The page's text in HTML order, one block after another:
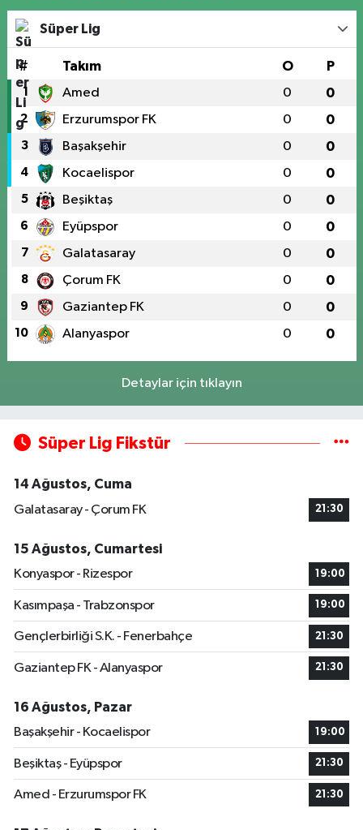
Süper Lig
# Takım O P
1 Amed 0 0
2 Erzurumspor FK 0 0
3 Başakşehir 0 0
4 Kocaelispor 0 0
5 Beşiktaş 0 0
6 Eyüpspor 0 0
7 Galatasaray 0 0
8 Çorum FK 0 0
9 Gaziantep FK 0 0
10 Alanyaspor 0 0
Detaylar için tıklayın
Süper Lig Fikstür
14 Ağustos, Cuma
Galatasaray - Çorum FK
21:30
15 Ağustos, Cumartesi
Konyaspor - Rizespor
19:00
Kasımpaşa - Trabzonspor 19:00
Gençlerbirliği S.K. - Fenerbahçe 21:30
Gaziantep FK - Alanyaspor 21:30
16 Ağustos, Pazar
Başakşehir - Kocaelispor
19:00
Beşiktaş - Eyüpspor 21:30
Amed - Erzurumspor FK 21:30